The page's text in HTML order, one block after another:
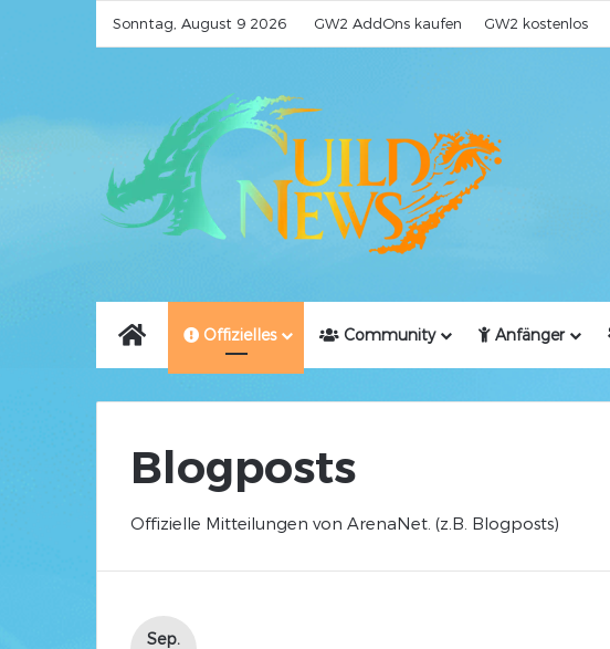
Sonntag, August 9 2026 GW2 AddOns kaufen GW2 kostenlos
Home Offizielles Community Anfänger
Blogposts
Offizielle Mitteilungen von ArenaNet. (z.B. Blogposts)
Sep.